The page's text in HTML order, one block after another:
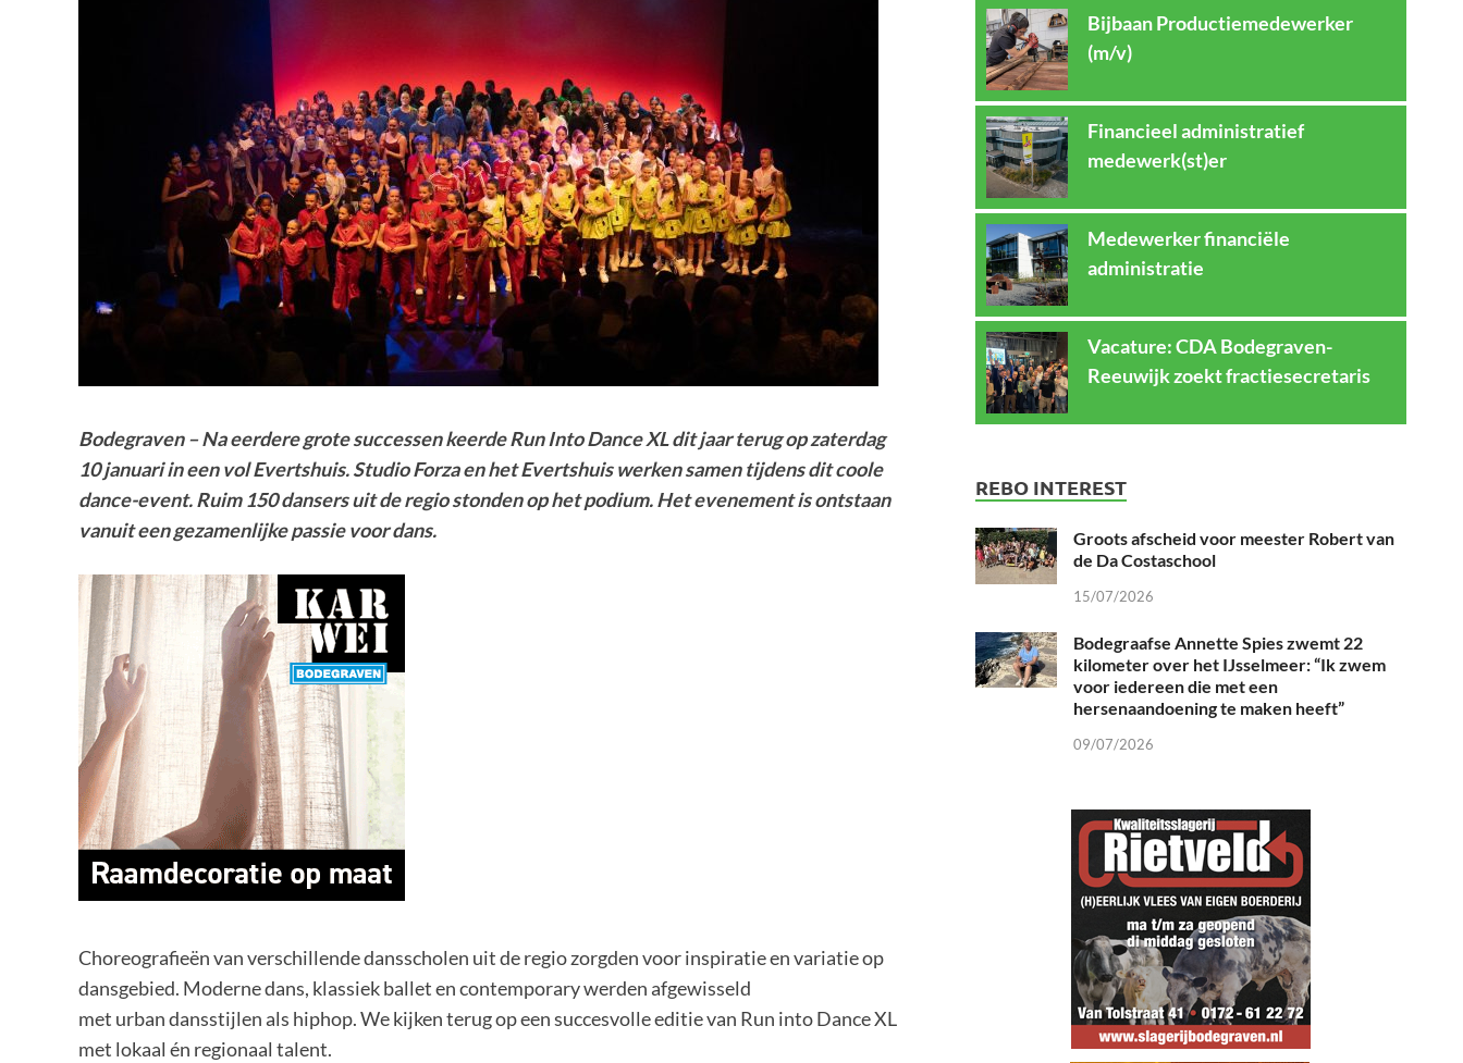
Bodegraven – Na eerdere grote successen keerde Run Into Dance XL dit jaar terug op zaterdag
10 januari in een vol Evertshuis. Studio Forza en het Evertshuis werken samen tijdens dit coole
dance-event. Ruim 150 dansers uit de regio stonden op het podium. Het evenement is ontstaan
vanuit een gezamenlijke passie voor dans.
Choreografieën van verschillende dansscholen uit de regio zorgden voor inspiratie en variatie op
dansgebied. Moderne dans, klassiek ballet en contemporary werden afgewisseld
met urban dansstijlen als hiphop. We kijken terug op een succesvolle editie van Run into Dance XL
met lokaal én regionaal talent.
Bijbaan Productiemedewerker
(m/v)
Financieel administratief
medewerk(st)er
Medewerker financiële
administratie
Vacature: CDA Bodegraven-
Reeuwijk zoekt fractiesecretaris
REBO INTEREST
Groots afscheid voor meester Robert van
de Da Costaschool
15/07/2026
Bodegraafse Annette Spies zwemt 22
kilometer over het IJsselmeer: “Ik zwem
voor iedereen die met een
hersenaandoening te maken heeft”
09/07/2026